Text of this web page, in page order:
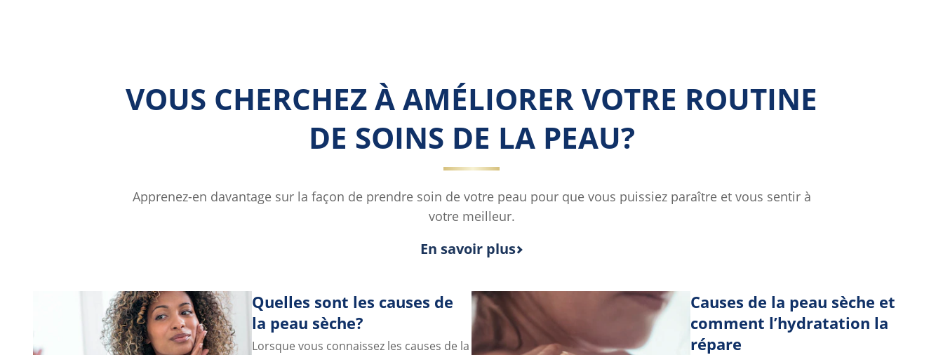
VOUS CHERCHEZ À AMÉLIORER VOTRE ROUTINE
DE SOINS DE LA PEAU?
Apprenez-en davantage sur la façon de prendre soin de votre peau pour que vous puissiez paraître et vous sentir à
votre meilleur.
En savoir plus
Lorsque vous connaissez les causes de la
Quelles sont les causes de
la peau sèche?
Causes de la peau sèche et
comment l’hydratation la
répare